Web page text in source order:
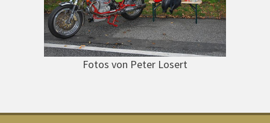
Fotos von Peter Losert